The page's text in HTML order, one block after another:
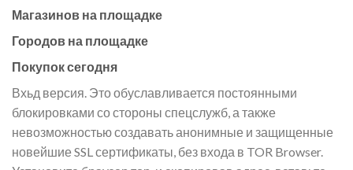
Магазинов на площадке
Городов на площадке
Покупок сегодня
Вхьд версия. Это обуславливается постоянными
блокировками со стороны спецслужб, а также
невозможностью создавать анонимные и защищенные
новейшие SSL сертификаты, без входа в TOR Browser.